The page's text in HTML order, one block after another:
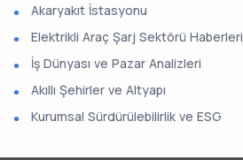
Akaryakıt İstasyonu
Elektrikli Araç Şarj Sektörü Haberleri
İş Dünyası ve Pazar Analizleri
Akıllı Şehirler ve Altyapı
Kurumsal Sürdürülebilirlik ve ESG